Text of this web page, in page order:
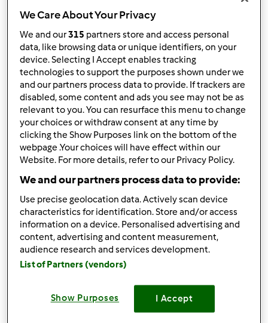
Obserwuj Block
Espresso
Aktualna liczba punktów użytkownika: 10
Który model Thermomix ® posiadasz?
Thermomix ® TM 5
Najlepszy przepis
Kotleciki z kaszy jaglanej
Najczęściej komentowany przepis
Komentarze
We Care About Your Privacy
We and our315 partners store and access personal
data, like browsing data or unique identifiers, on your
device. Selecting I Accept enables tracking
technologies to support the purposes shown under we
and our partners process data to provide. If trackers are
disabled, some content and ads you see may not be as
relevant to you. You can resurface this menu to change
your choices or withdraw consent at any time by
clicking the Show Purposes link on the bottom of the
webpage .Your choices will have effect within our
Website. For more details, refer to our Privacy Policy.
We and our partners process data to provide:
Use precise geolocation data. Actively scan device
characteristics for identification. Store and/or access
information on a device. Personalised advertising and
content, advertising and content measurement,
audience research and services development.
List of Partners (vendors)
Show Purposes I Accept